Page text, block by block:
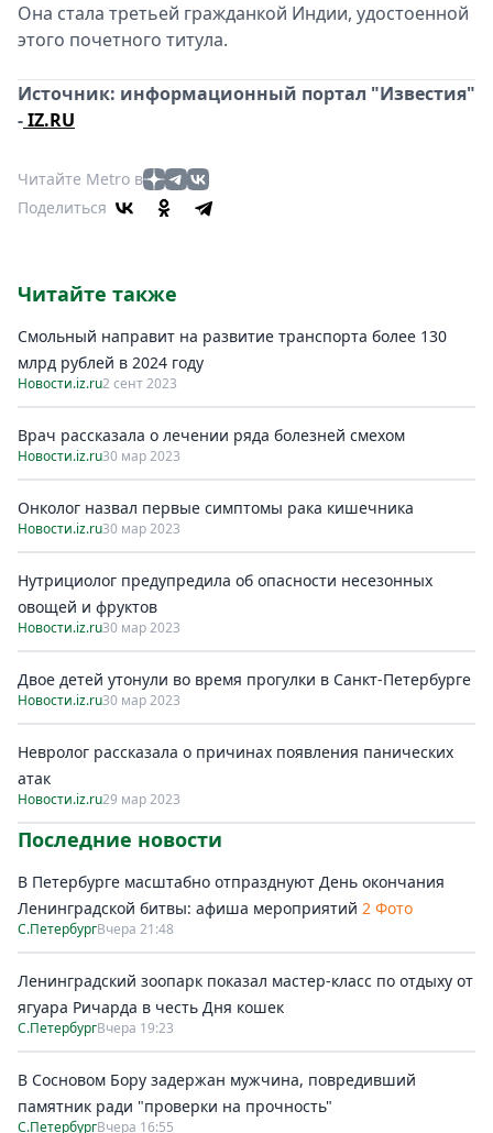
Она стала третьей гражданкой Индии, удостоенной
этого почетного титула.
Источник: информационный портал "Известия"
-IZ.RU
Читайте Metro в
Поделиться
Читайте также
Смольный направит на развитиe транспорта болee 130
млрд рублeй в 2024 году
Новости.iz.ru2 сент 2023
Врач рассказала о лечении ряда болезней смехом
Новости.iz.ru30 мар 2023
Онколог назвал первые симптомы рака кишечника
Новости.iz.ru30 мар 2023
Нутрициолог предупредила об опасности несезонных
овощей и фруктов
Новости.iz.ru30 мар 2023
Двое детей утонули во время прогулки в Санкт-Петербурге
Новости.iz.ru30 мар 2023
Невролог рассказала о причинах появления панических
атак
Новости.iz.ru29 мар 2023
Последние новости
В Петербурге масштабно отпразднуют День окончания
Ленинградской битвы: афиша мероприятий 2 Фото
С.ПетербургВчера 21:48
Ленинградский зоопарк показал мастер-класс по отдыху от
ягуара Ричарда в честь Дня кошек
С.ПетербургВчера 19:23
В Сосновом Бору задержан мужчина, повредивший
памятник ради "проверки на прочность"
С.ПетербургВчера 16:55